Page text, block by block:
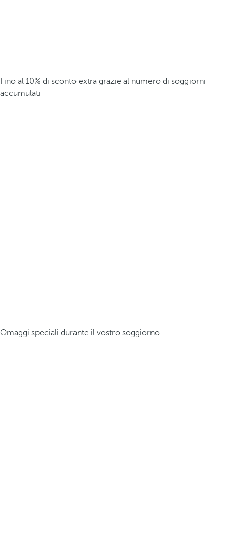
Fino al 10% di sconto extra grazie al numero di soggiorni
accumulati
Omaggi speciali durante il vostro soggiorno